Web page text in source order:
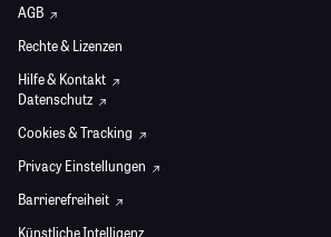
AGB
Rechte & Lizenzen
Hilfe & Kontakt
Datenschutz
Cookies & Tracking
Privacy Einstellungen
Barrierefreiheit
Künstliche Intelligenz